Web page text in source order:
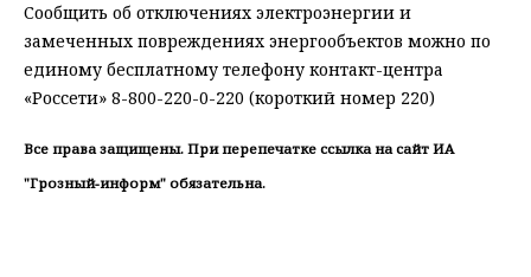
Сообщить об отключениях электроэнергии и
замеченных повреждениях энергообъектов можно по
единому бесплатному телефону контакт-центра
«Россети» 8-800-220-0-220 (короткий номер 220)
Все права защищены. При перепечатке ссылка на сайт ИА
"Грозный-информ" обязательна.